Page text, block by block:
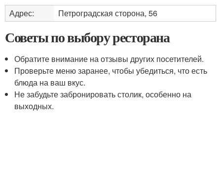
Адрес:
Петроградская сторона, 56
Советы по выбору ресторана
Обратите внимание на отзывы других посетителей.
Проверьте меню заранее, чтобы убедиться, что есть
блюда на ваш вкус.
Не забудьте забронировать столик, особенно на
выходных.